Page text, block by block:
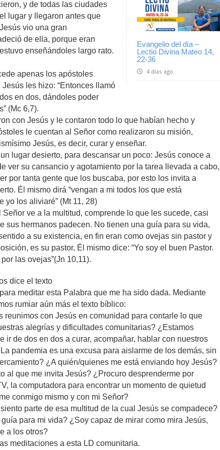
Evangelio del día –
Lectio Divina Mateo 14,
22-36
4 días ago
y de todas las ciudades
lugar y llegaron antes que
vio una gran
de ella, porque eran
enseñándoles largo rato.
apenas los apóstoles
les hizo: “Entonces llamó
en dos, dándoles poder
(Mc 6,7).
con Jesús y le contaron todo lo que habían hecho y
le cuentan al Señor como realizaron su misión,
Jesús, es decir, curar y enseñar.
lugar desierto, para descansar un poco: Jesús conoce a
ver su cansancio y agotamiento por la tarea llevada a cabo,
por tanta gente que los buscaba, por esto los invita a
Él mismo dirá “vengan a mi todos los que está
yo los aliviaré” (Mt 11, 28)
Señor ve a la multitud, comprende lo que les sucede, casi
sus hermanos padecen. No tienen una guía para su vida,
a su existencia, en fin eran como ovejas sin pastor y
es su pastor, Él mismo dice: “Yo soy el buen Pastor.
las ovejas”(Jn 10,11).
dice el texto
meditar esta Palabra que me ha sido dada. Mediante
rumiar aún más el texto bíblico:
reunimos con Jesús en comunidad para contarle lo que
alegrías y dificultades comunitarias? ¿Estamos
ir de dos en dos a curar, acompañar, hablar con nuestros
pandemia es una excusa para aislarme de los demás, sin
¿A quién/quienes me está enviando hoy Jesús?
al que me invita Jesús? ¿Procuro desprenderme por
la computadora para encontrar un momento de quietud
conmigo mismo y con mi Señor?
parte de esa multitud de la cual Jesús se compadece?
para mi vida? ¿Soy capaz de mirar como mira Jesús,
a los otros?
meditaciones a esta LD comunitaria.